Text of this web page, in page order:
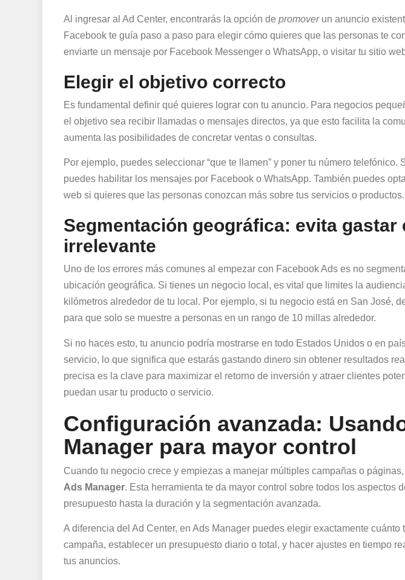
Al ingresar al Ad Center, encontrarás la opción de promoverun anuncio
Facebook te guía paso a paso para elegir cómo quieres que las personas te
enviarte un mensaje por Facebook Messenger o WhatsApp, o visitar tu sitio
Elegir el objetivo correcto
Es fundamental definir qué quieres lograr con tu anuncio. Para negocios
el objetivo sea recibir llamadas o mensajes directos, ya que esto facilita la
aumenta las posibilidades de concretar ventas o consultas.
Por ejemplo, puedes seleccionar “que te llamen” y poner tu número telefónico.
puedes habilitar los mensajes por Facebook o WhatsApp. También puedes
web si quieres que las personas conozcan más sobre tus servicios o productos.
Segmentación geográfica: evita gastar
irrelevante
Uno de los errores más comunes al empezar con Facebook Ads es no
ubicación geográfica. Si tienes un negocio local, es vital que limites la
kilómetros alrededor de tu local. Por ejemplo, si tu negocio está en San José,
para que solo se muestre a personas en un rango de 10 millas alrededor.
Si no haces esto, tu anuncio podría mostrarse en todo Estados Unidos o en
servicio, lo que significa que estarás gastando dinero sin obtener resultados
precisa es la clave para maximizar el retorno de inversión y atraer clientes
puedan usar tu producto o servicio.
Configuración avanzada:
Manager para mayor control
Cuando tu negocio crece y empiezas a manejar múltiples campañas o
Ads Manager. Esta herramienta te da mayor control sobre todos los aspectos
presupuesto hasta la duración y la segmentación avanzada.
A diferencia del Ad Center, en Ads Manager puedes elegir exactamente cuánto
campaña, establecer un presupuesto diario o total, y hacer ajustes en tiempo
tus anuncios.